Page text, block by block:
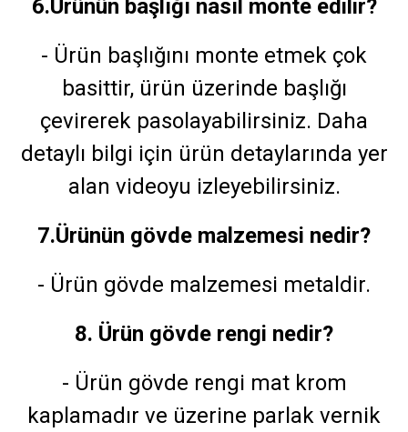
6.Ürünün başlığı nasıl monte edilir?
- Ürün başlığını monte etmek çok
basittir, ürün üzerinde başlığı
çevirerek pasolayabilirsiniz. Daha
detaylı bilgi için ürün detaylarında yer
alan videoyu izleyebilirsiniz.
7.Ürünün gövde malzemesi nedir?
- Ürün gövde malzemesi metaldir.
8. Ürün gövde rengi nedir?
- Ürün gövde rengi mat krom
kaplamadır ve üzerine parlak vernik